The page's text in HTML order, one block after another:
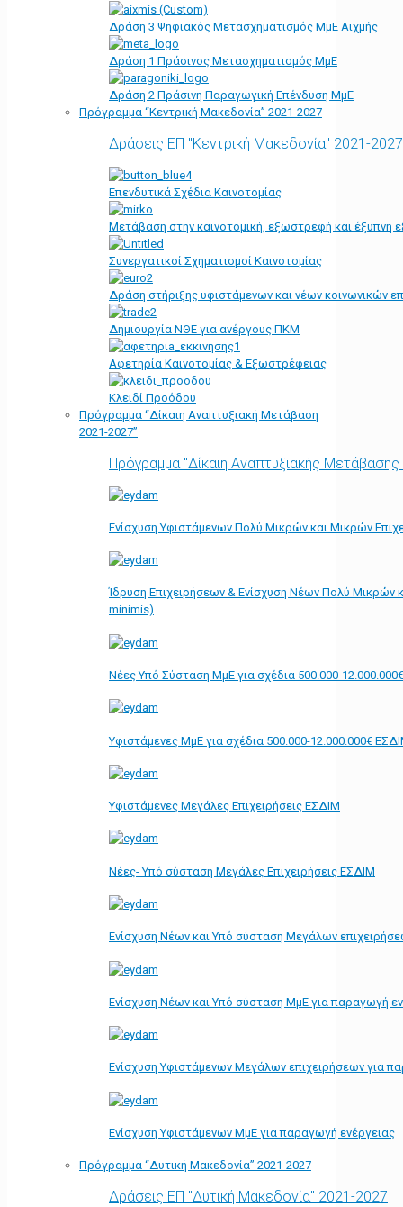
Δράση 3 Ψηφιακός Μετασχηματισμός ΜμΕ Αιχμής
Δράση 1 Πράσινος Μετασχηματισμός ΜμΕ
Δράση 2 Πράσινη Παραγωγική Επένδυση ΜμΕ
Πρόγραμμα “Κεντρική Μακεδονία” 2021-2027
Δράσεις ΕΠ "Κεντρική Μακεδονία" 2021-2027
Επενδυτικά Σχέδια Καινοτομίας
Μετάβαση στην καινοτομική, εξωστρεφή και έξυπνη
Συνεργατικοί Σχηματισμοί Καινοτομίας
Δράση στήριξης υφιστάμενων και νέων κοινωνικών
Δημιουργία ΝΘΕ για ανέργους ΠΚΜ
Αφετηρία Kαινοτομίας & Εξωστρέφειας
Κλειδί Προόδου
Πρόγραμμα “Δίκαιη Αναπτυξιακή Μετάβαση
2021-2027”
Πρόγραμμα "Δίκαιη Αναπτυξιακής
Ενίσχυση Υφιστάμενων Πολύ Μικρών και Μικρών
Ίδρυση Επιχειρήσεων & Ενίσχυση Νέων Πολύ Μικρών
minimis)
Νέες Υπό Σύσταση ΜμΕ για σχέδια 500.000-
Υφιστάμενες ΜμΕ για σχέδια 500.000-12.000.000€
Υφιστάμενες Μεγάλες Επιχειρήσεις ΕΣΔΙΜ
Νέες- Υπό σύσταση Μεγάλες Επιχειρήσεις ΕΣΔΙΜ
Ενίσχυση Νέων και Υπό σύσταση Μεγάλων
Ενίσχυση Νέων και Υπό σύσταση ΜμΕ για παραγωγή
Ενίσχυση Υφιστάμενων Μεγάλων επιχειρήσεων για
Ενίσχυση Υφιστάμενων ΜμΕ για παραγωγή ενέργειας
Πρόγραμμα “Δυτική Μακεδονία” 2021-2027
Δράσεις ΕΠ "Δυτική Μακεδονία" 2021-2027